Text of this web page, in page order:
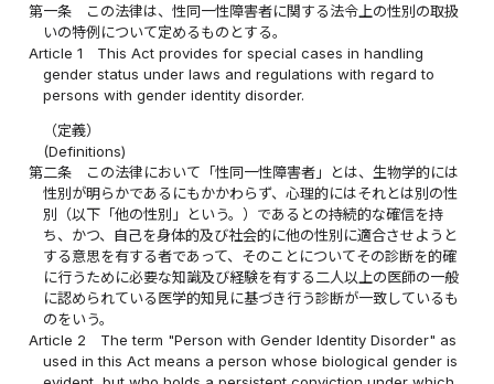
第一条
この法律は、性同一性障害者に関する法令上の性別の取扱
いの特例について定めるものとする。
Article 1
This Act provides for special cases in handling
gender status under laws and regulations with regard to
persons with gender identity disorder.
（定義）
(Definitions)
第二条
この法律において「性同一性障害者」とは、生物学的には
性別が明らかであるにもかかわらず、心理的にはそれとは別の性
別（以下「他の性別」という。）であるとの持続的な確信を持
ち、かつ、自己を身体的及び社会的に他の性別に適合させようと
する意思を有する者であって、そのことについてその診断を的確
に行うために必要な知識及び経験を有する二人以上の医師の一般
に認められている医学的知見に基づき行う診断が一致しているも
のをいう。
Article 2
The term "Person with Gender Identity Disorder" as
used in this Act means a person whose biological gender is